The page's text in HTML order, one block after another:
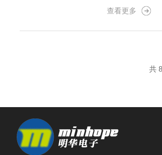
间进行检查；定
查看更多
共